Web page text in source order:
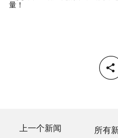
量！
上一个新闻 所有